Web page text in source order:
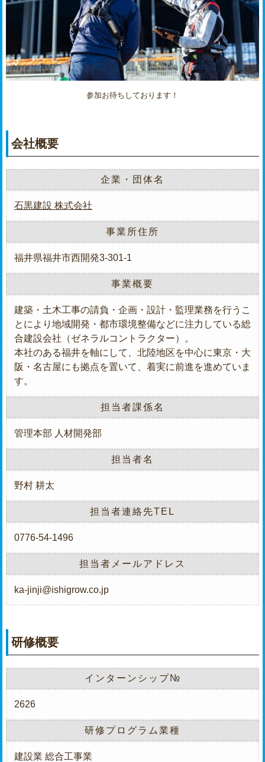
参加お待ちしております！
会社概要
企業・団体名
石黒建設 株式会社
事業所住所
福井県福井市西開発3-301-1
事業概要
建築・土木工事の請負・企画・設計・監理業務を行うこ
とにより地域開発・都市環境整備などに注力している総
合建設会社（ゼネラルコントラクター）。
本社のある福井を軸にして、北陸地区を中心に東京・大
阪・名古屋にも拠点を置いて、着実に前進を進めていま
す。
担当者課係名
管理本部 人材開発部
担当者名
野村 耕太
担当者連絡先TEL
0776-54-1496
担当者メールアドレス
ka-jinji@ishigrow.co.jp
研修概要
インターンシップ№
2626
研修プログラム業種
建設業 総合工事業